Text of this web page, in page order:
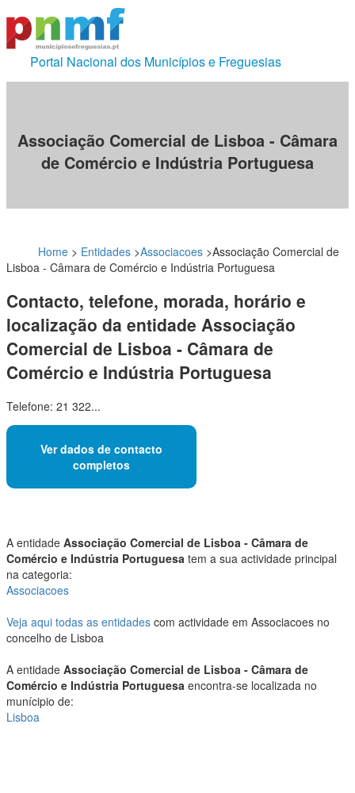
Portal Nacional dos Municípios e Freguesias
Associação Comercial de Lisboa - Câmara
de Comércio e Indústria Portuguesa
Home > Entidades >Associacoes >Associação Comercial de
Lisboa - Câmara de Comércio e Indústria Portuguesa
Contacto, telefone, morada, horário e
localização da entidade Associação
Comercial de Lisboa - Câmara de
Comércio e Indústria Portuguesa
Telefone: 21 322...
Ver dados de contacto
completos
A entidade Associação Comercial de Lisboa - Câmara de
Comércio e Indústria Portuguesa tem a sua actividade principal
na categoria:
Associacoes
Veja aqui todas as entidades com actividade em Associacoes no
concelho de Lisboa
A entidade Associação Comercial de Lisboa - Câmara de
Comércio e Indústria Portuguesa encontra-se localizada no
munícipio de:
Lisboa